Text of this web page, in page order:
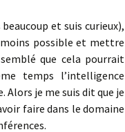
et suis curieux),
possible et mettre
que cela pourrait
temps l’intelligence
je me suis dit que je
faire dans le domaine